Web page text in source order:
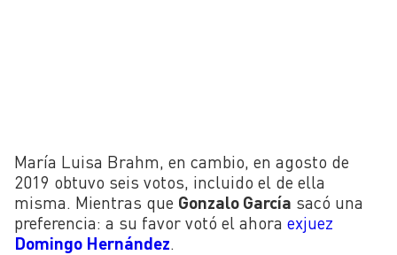
María Luisa Brahm, en cambio, en agosto de
2019 obtuvo seis votos, incluido el de ella
misma. Mientras que Gonzalo García sacó una
preferencia: a su favor votó el ahora exjuez
Domingo Hernández.